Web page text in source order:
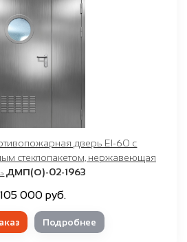
дверь EI-60 с
стеклопакетом, нержавеющая
ДМП(О)-02-1963
105 000 руб.
Подробнее